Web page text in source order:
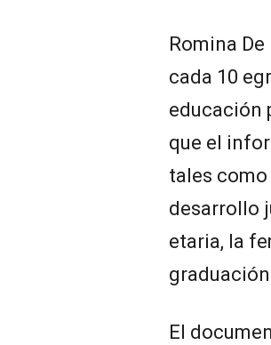
Romina
cada 10
educación
que el
tales
desarrollo
etaria, la
El